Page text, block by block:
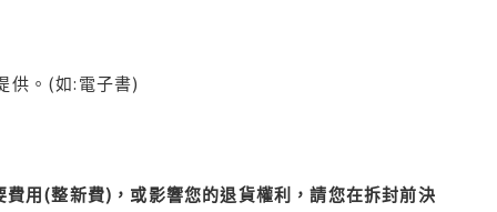
供。(如:電子書)
用(整新費)，或影響您的退貨權利，請您在拆封前決